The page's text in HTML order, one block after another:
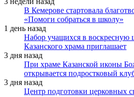
В Кемерове стартовала
«Помоги собраться в школу»
1 день назад
Набор учащихся в воскресную
Казанского храма приглашает
3 дня назад
При храме Казанской иконы
открывается подростковый
3 дня назад
Центр подготовки церковных